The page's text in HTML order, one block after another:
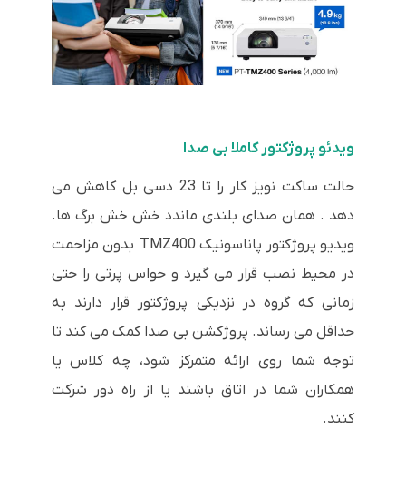
ویدئو پروژکتور کاملا بی صدا
حالت ساکت نویز کار را تا 23 دسی بل کاهش می
دهد . همان صدای بلندی ماندد خش خش برگ ها.
ویدیو پروژکتور پاناسونیک TMZ400 بدون مزاحمت
در محیط نصب قرار می گیرد و حواس پرتی را حتی
زمانی که گروه در نزدیکی پروژکتور قرار دارند به
حداقل می رساند. پروژکشن بی صدا کمک می کند تا
توجه شما روی ارائه متمرکز شود، چه کلاس یا
همکاران شما در اتاق باشند یا از راه دور شرکت
کنند.